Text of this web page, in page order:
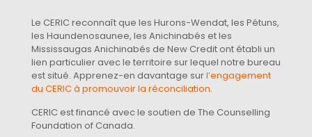
Le CERIC reconnaît que les Hurons-Wendat, les Pétuns,
les Haundenosaunee, les Anichinabés et les
Mississaugas Anichinabés de New Credit ont établi un
lien particulier avec le territoire sur lequel notre bureau
est situé. Apprenez-en davantage surl’engagement
du CERIC à promouvoir la réconciliation.
CERIC est financé avec le soutien de The Counselling
Foundation of Canada.